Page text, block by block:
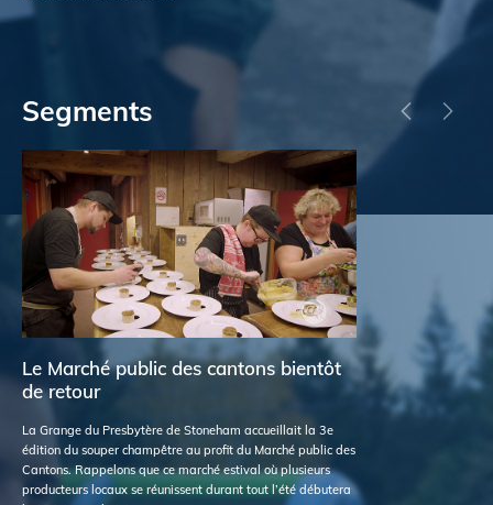
Segments
Le Marché public des cantons bientôt
de retour
La Grange du Presbytère de Stoneham accueillait la 3e
édition du souper champêtre au profit du Marché public des
Cantons. Rappelons que ce marché estival où plusieurs
producteurs locaux se réunissent durant tout l’été débutera